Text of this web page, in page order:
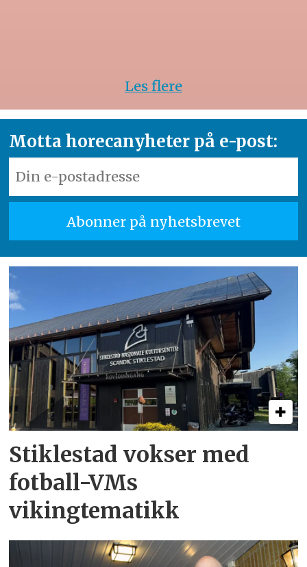
Les flere
Motta horecanyheter på e-post:
Stiklestad vokser med
fotball-VMs
vikingtematikk